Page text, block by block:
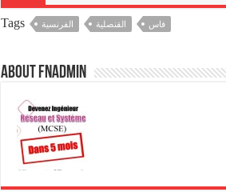
Tags الفرنسية القنصلية فاس
About fnadmin